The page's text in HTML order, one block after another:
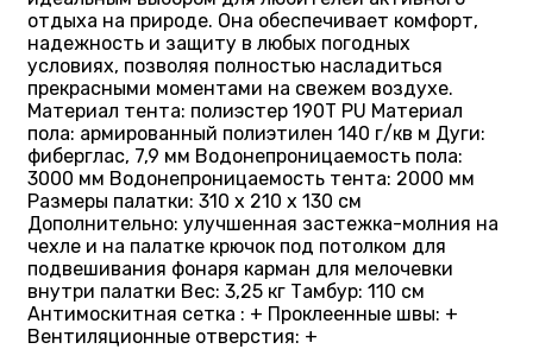
отдыха на природе. Она обеспечивает комфорт,
надежность и защиту в любых погодных
условиях, позволяя полностью насладиться
прекрасными моментами на свежем воздухе.
Материал тента: полиэстер 190T PU Материал
пола: армированный полиэтилен 140 г/кв м Дуги:
фиберглас, 7,9 мм Водонепроницаемость пола:
3000 мм Водонепроницаемость тента: 2000 мм
Размеры палатки: 310 х 210 х 130 см
Дополнительно: улучшенная застежка-молния на
чехле и на палатке крючок под потолком для
подвешивания фонаря карман для мелочевки
внутри палатки Вес: 3,25 кг Тамбур: 110 см
Антимоскитная сетка : + Проклеенные швы: +
Вентиляционные отверстия: +